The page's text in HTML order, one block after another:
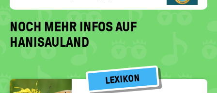
NOCH MEHR INFOS AUF
HANISAULAND
LEXIKON